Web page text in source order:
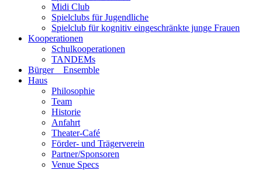
Midi Club
Spielclubs für Jugendliche
Spielclub für kognitiv eingeschränkte junge Frauen
Kooperationen
Schulkooperationen
TANDEMs
Bürger__Ensemble
Haus
Philosophie
Team
Historie
Anfahrt
Theater-Café
Förder- und Trägerverein
Partner/Sponsoren
Venue Specs